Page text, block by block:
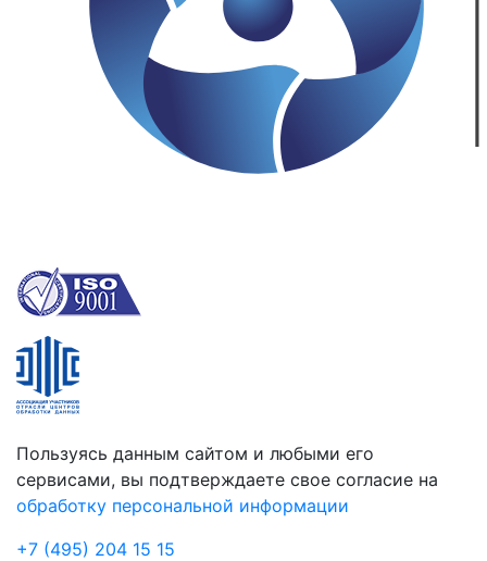
Пользуясь данным сайтом и любыми его
сервисами, вы подтверждаете свое согласие на
обработку персональной информации
+7 (495) 204 15 15